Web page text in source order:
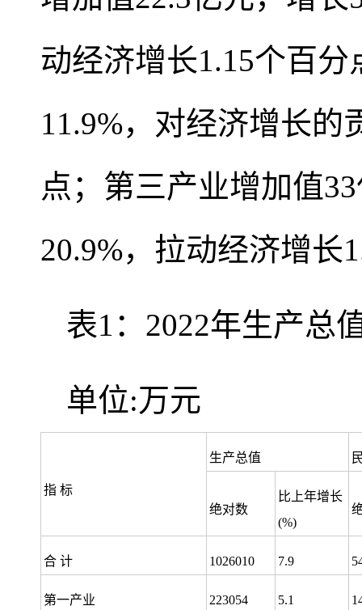
动经济增长1.15个百
11.9%，对经济增长的
点；第三产业增加值
20.9%，拉动经济增长
表1：2022年生产总
单位:万元
指 标
生产总值
绝对数
比上年增长
(%)
合 计 1026010 7.9
第一产业 223054 5.1